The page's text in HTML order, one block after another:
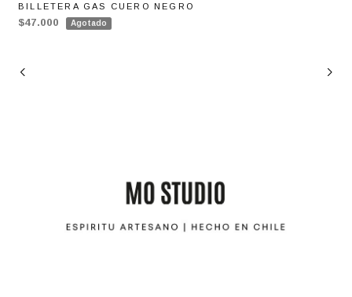
BILLETERA GAS CUERO NEGRO
$47.000 Agotado